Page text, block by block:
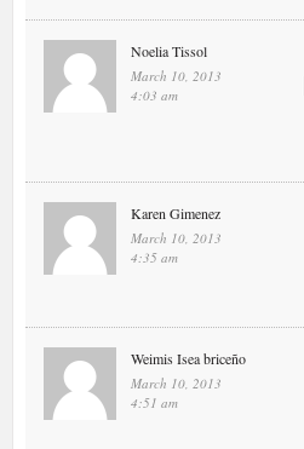
Noelia Tissol
March 10, 2013
4:03 am
Karen Gimenez
March 10, 2013
4:35 am
Weimis Isea briceño
March 10, 2013
4:51 am